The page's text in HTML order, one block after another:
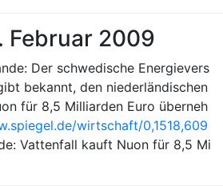
Februar 2009
Der schwedische Energievers
bekannt, den niederländischen
für 8,5 Milliarden Euro überneh
wirtschaft/0,1518,609
Vattenfall kauft Nuon für 8,5 Mi